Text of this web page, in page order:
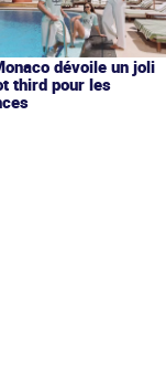
dévoile un joli
third pour les